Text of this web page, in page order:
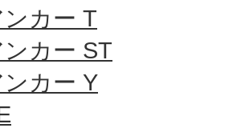
カー T
カー ST
カー Y